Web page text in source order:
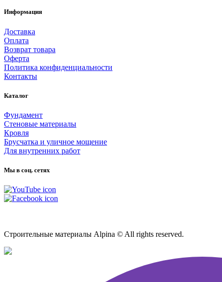
Информация
Доставка
Оплата
Возврат товара
Оферта
Политика конфиденциальности
Контакты
Каталог
Фундамент
Стеновые материалы
Кровля
Брусчатка и уличное мощение
Для внутренних работ
Мы в соц. сетях
Строительные материалы Alpina © All rights reserved.